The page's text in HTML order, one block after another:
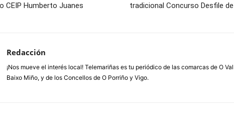
CEIP Humberto Juanes
tradicional Concurso Desfile
Redacción
¡Nos mueve el interés local! Telemariñas es tu periódico de las comarcas de O
Baixo Miño, y de los Concellos de O Porriño y Vigo.